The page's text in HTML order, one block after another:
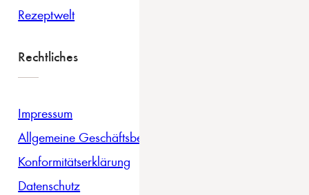
Rezeptwelt
Rechtliches
Impressum
Allgemeine Geschäftsbedingungen
Konformitätserklärung
Datenschutz